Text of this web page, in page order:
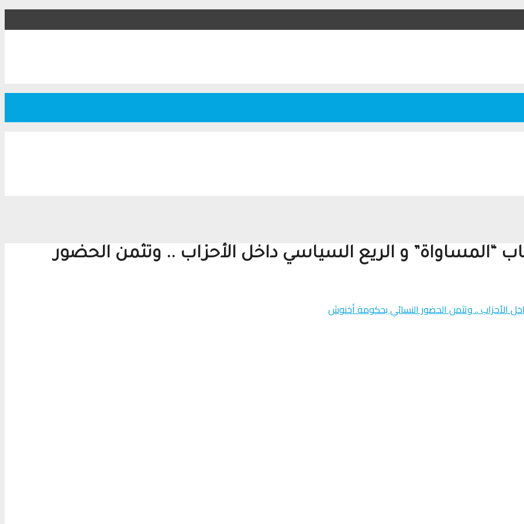
“المساواة” و الريع السياسي داخل الأحزاب .. وتثمن الحضور